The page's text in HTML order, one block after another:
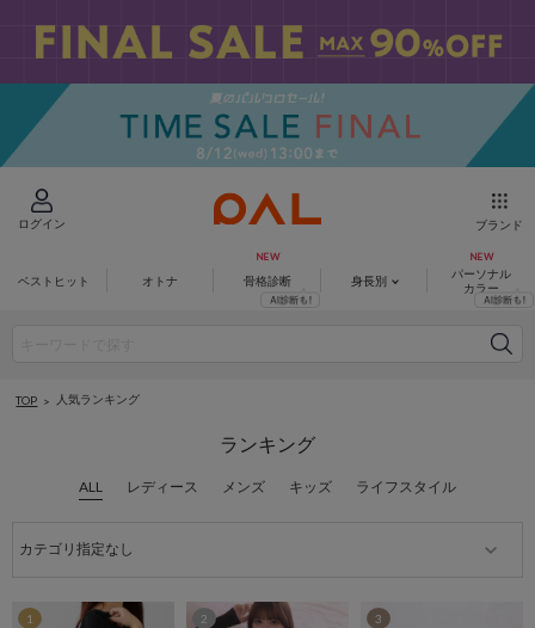
ログイン ブランド
ベストヒット オトナ 骨格診断 身長別
パーソナル
カラー
TOP 人気ランキング
ALL レディース メンズ キッズ ライフスタイル
1 2 3